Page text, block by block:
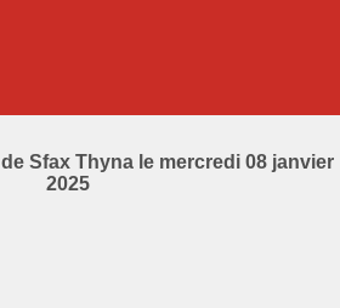
Sfax Thyna le mercredi 08 janvier
2025